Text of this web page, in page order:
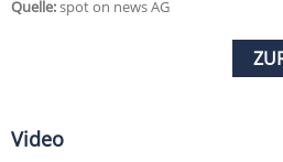
Quelle:spot on news AG
Video